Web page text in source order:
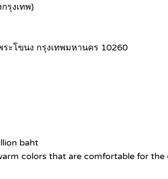
รุงเทพ)
ะโขนง กรุงเทพมหานคร 10260
baht
colors that are comfortable for